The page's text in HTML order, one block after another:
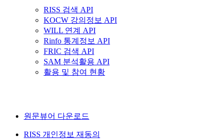
RISS 검색 API
KOCW 강의정보 API
WILL 연계 API
Rinfo 통계정보 API
FRIC 검색 API
SAM 분석활용 API
활용 및 참여 현황
원문뷰어 다운로드
RISS 개인정보 재동의